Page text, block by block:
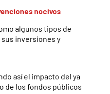
nocivos
algunos tipos de
inversiones y
así el impacto del ya
de los fondos públicos